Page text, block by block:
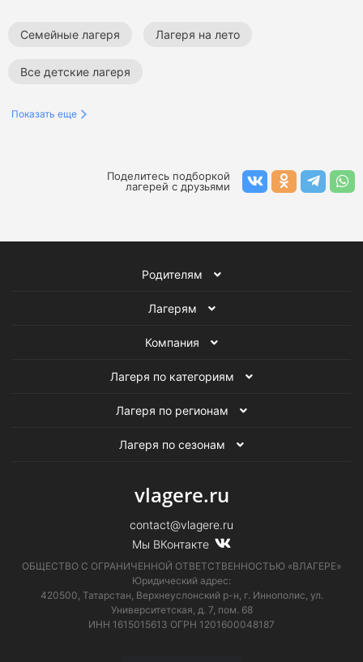
Семейные лагеря Лагеря на лето
Все детские лагеря
Показать еще
Поделитесь подборкой
лагерей с друзьями
Родителям
Лагерям
Компания
Лагеря по категориям
Лагеря по регионам
Лагеря по сезонам
vlagere.ru
contact@vlagere.ru
Мы ВКонтакте
ОБЩЕСТВО С ОГРАНИЧЕННОЙ ОТВЕТСТВЕННОСТЬЮ «ВЛАГЕРЕ»
Юридический адрес:
420500, Татарстан, Верхнеуслонский р-н, г. Иннополис, ул.
Университетская, д. 7, пом. 68
ИНН 1615015613 ОГРН 1201600048187